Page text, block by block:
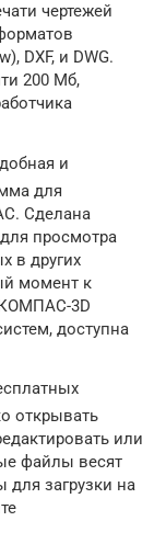
чертежей
DXF, и DWG.
200 Мб,
и
для
Сделана
просмотра
в других
момент к
КОМПАС-3D
доступна
открывать
или
файлы весят
для загрузки на